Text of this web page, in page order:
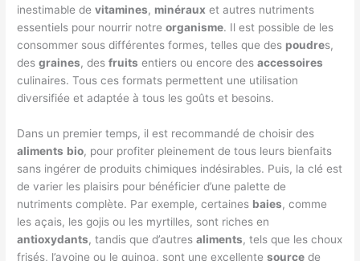
inestimable devitamines, minéraux et autres nutriments
essentiels pour nourrir notreorganisme. Il est possible de les
consommer sous différentes formes, telles que des poudres,
desgraines, desfruits entiers ou encore desaccessoires
culinaires. Tous ces formats permettent une utilisation
diversifiée et adaptée à tous les goûts et besoins.
Dans un premier temps, il est recommandé de choisir des
aliments bio, pour profiter pleinement de tous leurs bienfaits
sans ingérer de produits chimiques indésirables. Puis, la clé est
de varier les plaisirs pour bénéficier d’une palette de
nutriments complète. Par exemple, certaines baies, comme
les açais, les gojis ou les myrtilles, sont riches en
antioxydants, tandis que d’autresaliments, tels que les choux
frisés, l’avoine ou le quinoa, sont une excellentesource de